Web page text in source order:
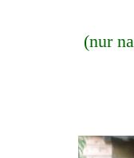
(nur